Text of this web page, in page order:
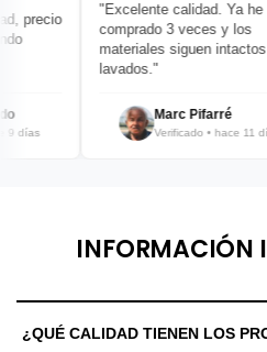
precio
días
"Excelente calidad. Ya he
comprado 3 veces y los
materiales siguen intactos
lavados."
Marc Pifarré
Verificado • hace 11 días
INFORMACIÓN
¿QUÉ CALIDAD TIENEN LOS